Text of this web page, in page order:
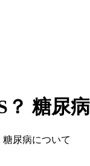
糖尿
糖尿病について